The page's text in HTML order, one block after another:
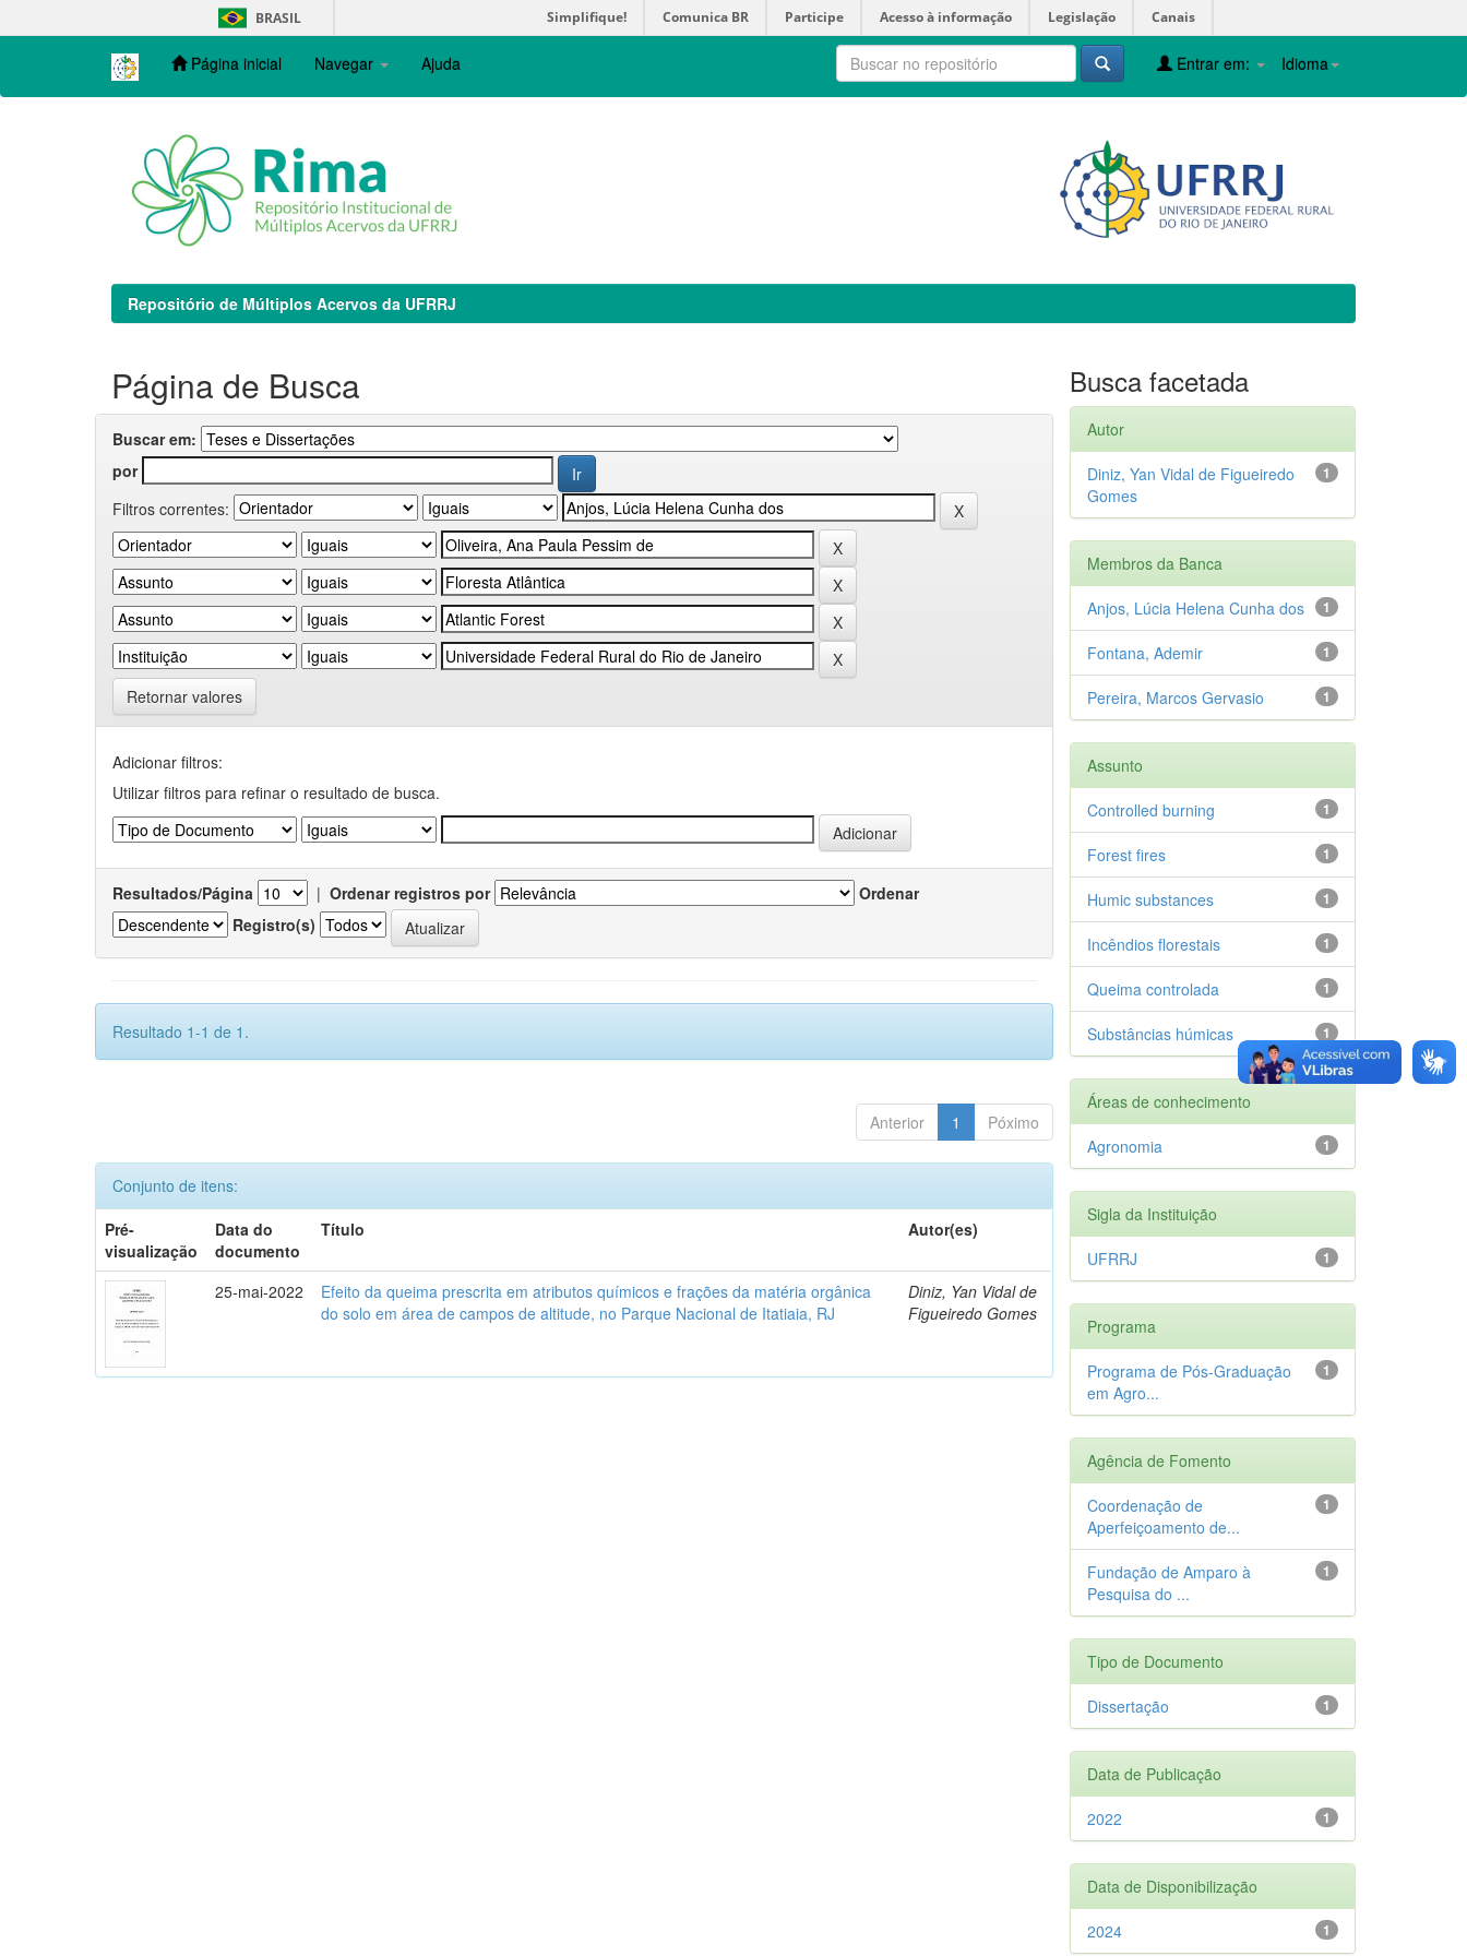
navigation
BRASIL Simplifique! Comunica BR Participe Acesso à informação Legislação Canais
Página inicial Navegar Ajuda Idioma
Entrar em:
Repositório de Múltiplos Acervos da UFRRJ
Página de Busca
Buscar em:
por
Filtros correntes:
Retornar valores
Adicionar filtros:
Utilizar filtros para refinar o resultado de busca.
Resultados/Página | Ordenar registros por
Ordenar
Registro(s)
Resultado 1-1 de 1.
Anterior 1 Póximo
Conjunto de itens:
Pré-
visualização
Data do
documento
Título Autor(es)
25-mai-2022
Efeito da queima prescrita em atributos químicos e frações da matéria orgânica
do solo em área de campos de altitude, no Parque Nacional de Itatiaia, RJ
Diniz, Yan Vidal de
Figueiredo Gomes
Busca facetada
Autor
1
Diniz, Yan Vidal de Figueiredo
Gomes
Membros da Banca
1
Anjos, Lúcia Helena Cunha dos
1
Fontana, Ademir
1
Pereira, Marcos Gervasio
Assunto
1
Controlled burning
1
Forest fires
1
Humic substances
1
Incêndios florestais
1
Queima controlada
1
Substâncias húmicas
Áreas de conhecimento
1
Agronomia
Sigla da Instituição
1
UFRRJ
Programa
1
Programa de Pós-Graduação
em Agro...
Agência de Fomento
1
Coordenação de
Aperfeiçoamento de...
1
Fundação de Amparo à
Pesquisa do ...
Tipo de Documento
1
Dissertação
Data de Publicação
1
2022
Data de Disponibilização
1
2024